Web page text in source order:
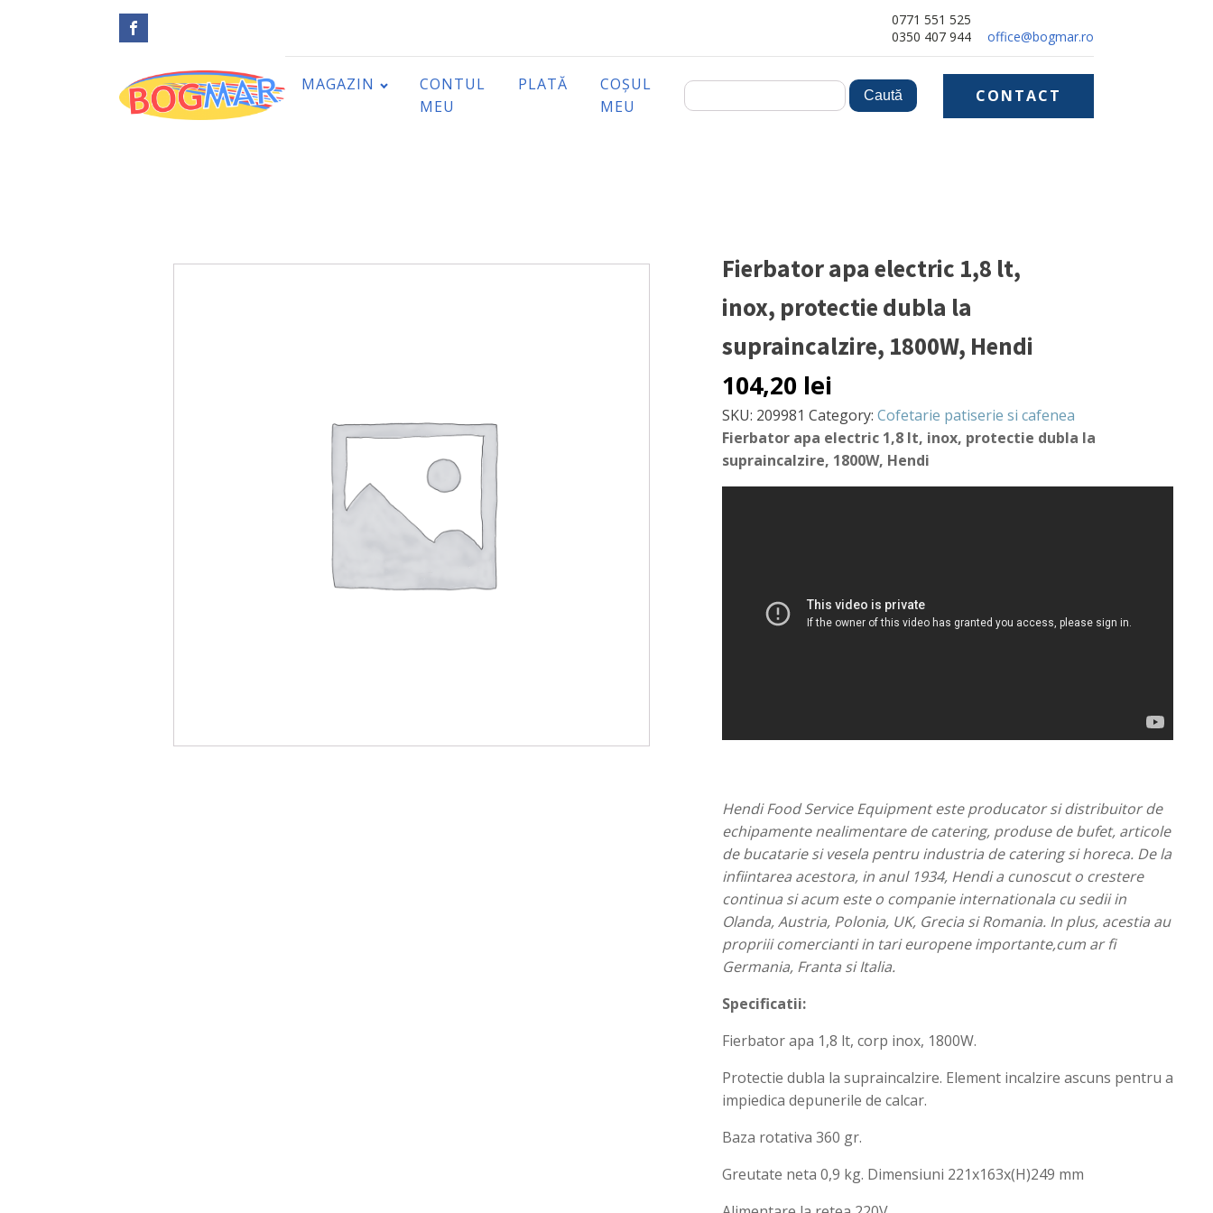
0771 551 525
0350 407 944
office@bogmar.ro
MAGAZIN
CONTUL
MEU
PLATĂ
COȘUL
MEU
CONTACT
Fierbator apa electric 1,8 lt,
inox, protectie dubla la
supraincalzire, 1800W, Hendi
104,20 lei
SKU: 209981 Category: Cofetarie patiserie si cafenea
Fierbator apa electric 1,8 lt, inox, protectie dubla la
supraincalzire, 1800W, Hendi
Hendi Food Service Equipment este producator si distribuitor de
echipamente nealimentare de catering, produse de bufet, articole
de bucatarie si vesela pentru industria de catering si horeca. De la
infiintarea acestora, in anul 1934, Hendi a cunoscut o crestere
continua si acum este o companie internationala cu sedii in
Olanda, Austria, Polonia, UK, Grecia si Romania. In plus, acestia au
propriii comercianti in tari europene importante,cum ar fi
Germania, Franta si Italia.
Specificatii:
Fierbator apa 1,8 lt, corp inox, 1800W.
Protectie dubla la supraincalzire. Element incalzire ascuns pentru a
impiedica depunerile de calcar.
Baza rotativa 360 gr.
Greutate neta 0,9 kg. Dimensiuni 221x163x(H)249 mm